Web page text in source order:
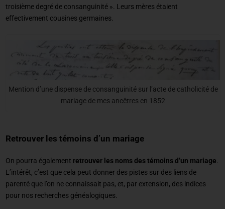
troisième degré de consanguinité ». Leurs mères étaient
effectivement cousines germaines.
Mention d’une dispense de consanguinité sur l’acte de catholicité de
mariage de mes ancêtres en 1852
Retrouver les témoins d’un mariage
On pourra également retrouver les noms des témoins d’un mariage
L’intérêt, c’est que cela peut donner des pistes sur des liens de
parenté que l’on ne connaissait pas, et, par extension, des indices
pour nos recherches généalogiques.